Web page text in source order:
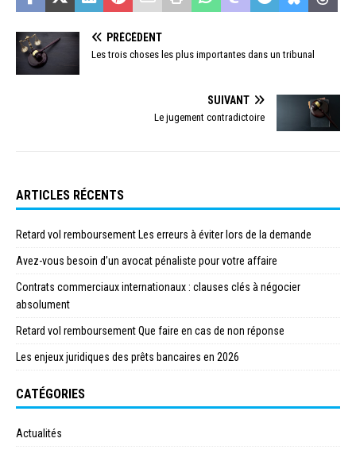
PRÉCÉDENT
Les trois choses les plus importantes dans un tribunal
SUIVANT
Le jugement contradictoire
ARTICLES RÉCENTS
Retard vol remboursement Les erreurs à éviter lors de la demande
Avez-vous besoin d’un avocat pénaliste pour votre affaire
Contrats commerciaux internationaux : clauses clés à négocier
absolument
Retard vol remboursement Que faire en cas de non réponse
Les enjeux juridiques des prêts bancaires en 2026
CATÉGORIES
Actualités